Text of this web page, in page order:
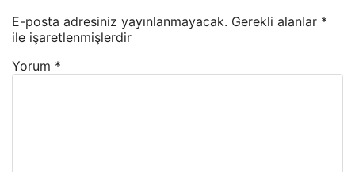
E-posta adresiniz yayınlanmayacak. Gerekli alanlar *
ile işaretlenmişlerdir
Yorum *